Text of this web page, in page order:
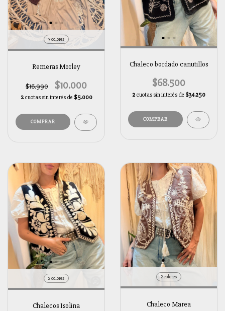
3 colores
Remeras Morley
$16.990 $10.000
2 cuotas sin interés de $5.000
COMPRAR
Chaleco bordado canutillos
$68.500
2 cuotas sin interés de $34.250
2 colores
Chalecos Isolina
2 colores
Chaleco Marea